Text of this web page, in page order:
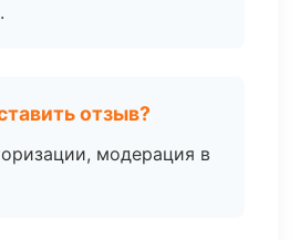
отзыв?
модерация в